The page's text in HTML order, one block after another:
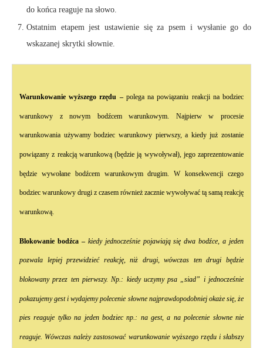
do końca reaguje na słowo.
Ostatnim etapem jest ustawienie się za psem i wysłanie go do
wskazanej skrytki słownie.
Warunkowanie wyższego rzędu – polega na powiązaniu reakcji na bodziec
warunkowy z nowym bodźcem warunkowym. Najpierw w procesie
warunkowania używamy bodziec warunkowy pierwszy, a kiedy już zostanie
powiązany z reakcją warunkową (będzie ją wywoływał), jego zaprezentowanie
będzie wywołane bodźcem warunkowym drugim. W konsekwencji czego
bodziec warunkowy drugi z czasem również zacznie wywoływać tą samą reakcję
warunkową.
Blokowanie bodźca – kiedy jednocześnie pojawiają się dwa bodźce, a jeden
pozwala lepiej przewidzieć reakcję, niż drugi, wówczas ten drugi będzie
blokowany przez ten pierwszy. Np.: kiedy uczymy psa „siad” i jednocześnie
pokazujemy gest i wydajemy polecenie słowne najprawdopodobniej okaże się, że
pies reaguje tylko na jeden bodziec np.: na gest, a na polecenie słowne nie
reaguje. Wówczas należy zastosować warunkowanie wyższego rzędu i słabszy